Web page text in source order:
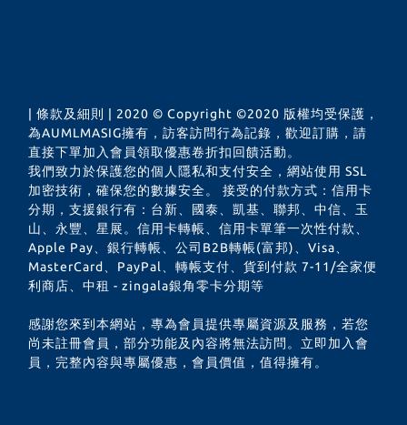
| 條款及細則 | 2020 © Copyright ©2020 版權均受保護，
為AUMLMASIG擁有，訪客訪問行為記錄，歡迎訂購，請
直接下單加入會員領取優惠卷折扣回饋活動。
我們致力於保護您的個人隱私和支付安全，網站使用 SSL
加密技術，確保您的數據安全。 接受的付款方式：信用卡
分期，支援銀行有：台新、國泰、凱基、聯邦、中信、玉
山、永豐、星展。信用卡轉帳、信用卡單筆一次性付款、
Apple Pay、銀行轉帳、公司B2B轉帳(富邦)、Visa、
MasterCard、PayPal、轉帳支付、貨到付款 7-11/全家便
利商店、中租 - zingala銀角零卡分期等
感謝您來到本網站，專為會員提供專屬資源及服務，若您
尚未註冊會員，部分功能及內容將無法訪問。立即加入會
員，完整內容與專屬優惠，會員價值，值得擁有。